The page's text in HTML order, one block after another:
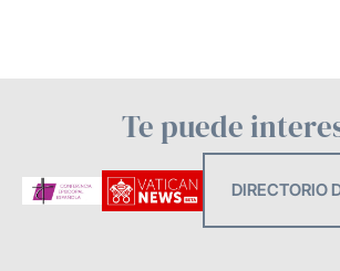
Te puede
DIRECTORIO